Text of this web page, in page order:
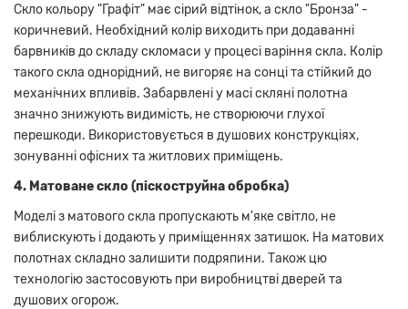
Скло кольору "Графіт" має сірий відтінок, а скло "Бронза" -
коричневий. Необхідний колір виходить при додаванні
барвників до складу скломаси у процесі варіння скла. Колір
такого скла однорідний, не вигоряє на сонці та стійкий до
механічних впливів. Забарвлені у масі скляні полотна
значно знижують видимість, не створюючи глухої
перешкоди. Використовується в душових конструкціях,
зонуванні офісних та житлових приміщень.
4. Матоване скло (піскоструйна обробка)
Моделі з матового скла пропускають м'яке світло, не
виблискують і додають у приміщеннях затишок. На матових
полотнах складно залишити подряпини. Також цю
технологію застосовують при виробництві дверей та
душових огорож.